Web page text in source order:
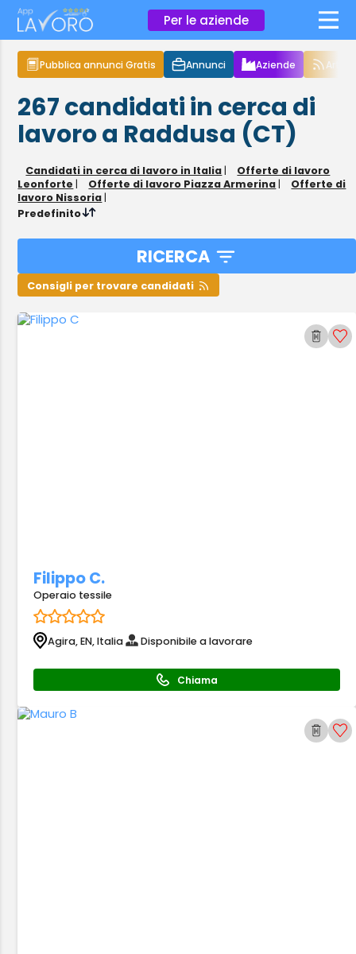
Per le aziende ×
Pubblica annunci Gratis Annunci Aziende
267candidati in cerca di
lavoroa Raddusa (CT)
Candidati in cerca di lavoro in Italia |
Offerte di lavoro
Leonforte | Offerte di lavoro Piazza Armerina |
Offerte di
lavoro Nissoria |
Predefinito
RICERCA
Consigli per trovare candidati
Filippo C.
Operaio tessile
Agira, EN, Italia Disponibile a lavorare
Chiama